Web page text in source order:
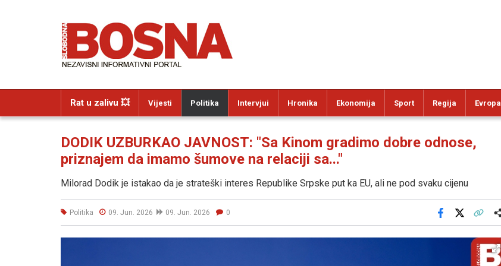
Rat u zalivu 💥 Vijesti Politika Intervjui Hronika Ekonomija Sport Regija Evropa
DODIK UZBURKAO JAVNOST: "Sa Kinom gradimo dobre odnose,
priznajem da imamo šumove na relaciji sa..."
Milorad Dodik je istakao da je strateški interes Republike Srpske put ka EU, ali ne pod svaku cijenu
Politika 09. Jun. 2026 09. Jun. 2026 0
Facebook